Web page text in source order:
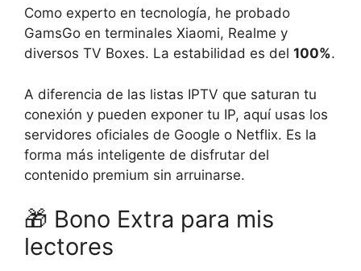
Como experto en tecnología, he probado
GamsGo en terminales Xiaomi, Realme y
diversos TV Boxes. La estabilidad es del 100%.
A diferencia de las listas IPTV que saturan tu
conexión y pueden exponer tu IP, aquí usas los
servidores oficiales de Google o Netflix. Es la
forma más inteligente de disfrutar del
contenido premium sin arruinarse.
🎁 Bono Extra para mis
lectores